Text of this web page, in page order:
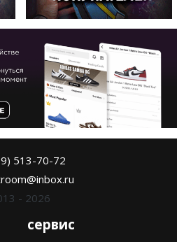
513-70-72
- 2026
сервис